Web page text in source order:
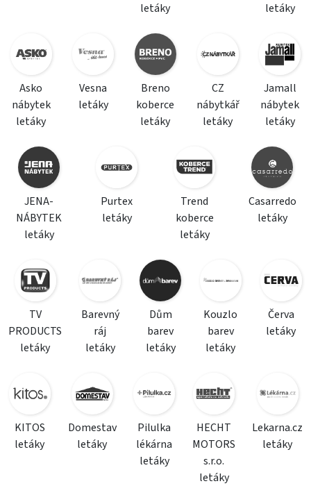
letáky
letáky
Asko
nábytek
letáky
Vesna
letáky
Breno
koberce
letáky
CZ
nábytkář
letáky
Jamall
nábytek
letáky
JENA-
NÁBYTEK
letáky
Purtex
letáky
Trend
koberce
letáky
Casarredo
letáky
TV
PRODUCTS
letáky
Barevný
ráj
letáky
Dům
barev
letáky
Kouzlo
barev
letáky
Červa
letáky
KITOS
letáky
Domestav
letáky
Pilulka
lékárna
letáky
HECHT
MOTORS
s.r.o.
letáky
Lekarna.cz
letáky